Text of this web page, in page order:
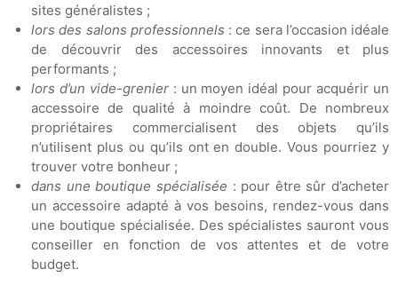
sites généralistes ;
lors des salons professionnels : ce sera l’occasion idéale
de découvrir des accessoires innovants et plus
performants ;
lors d’un vide-grenier: un moyen idéal pour acquérir un
accessoire de qualité à moindre coût. De nombreux
propriétaires commercialisent des objets qu’ils
n’utilisent plus ou qu’ils ont en double. Vous pourriez y
trouver votre bonheur ;
dans une boutique spécialisée : pour être sûr d’acheter
un accessoire adapté à vos besoins, rendez-vous dans
une boutique spécialisée. Des spécialistes sauront vous
conseiller en fonction de vos attentes et de votre
budget.